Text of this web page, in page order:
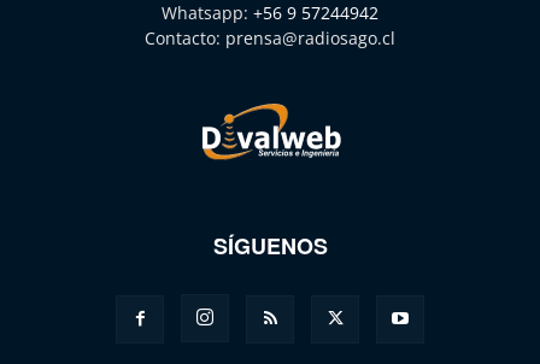
Whatsapp: +56 9 57244942
Contacto: prensa@radiosago.cl
SÍGUENOS